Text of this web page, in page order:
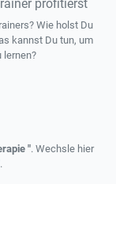
profitierst
Wie holst Du
kannst Du tun, um
lernen?
". Wechsle hier
.